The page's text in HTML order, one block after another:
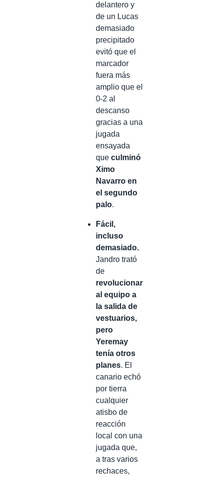
delantero y
de un Lucas
demasiado
precipitado
evitó que el
marcador
fuera más
amplio que el
0-2 al
descanso
gracias a una
jugada
ensayada
que culminó
Ximo
Navarro en
el segundo
palo.
Fácil,
incluso
demasiado.
Jandro trató
de
revolucionar
al equipo a
la salida de
vestuarios,
pero
Yeremay
tenía otros
planes. El
canario echó
por tierra
cualquier
atisbo de
reacción
local con una
jugada que,
a tras varios
rechaces,